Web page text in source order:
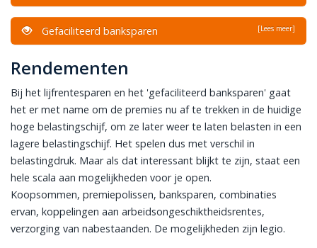
Gefaciliteerd banksparen [Lees meer]
Rendementen
Bij het lijfrentesparen en het 'gefaciliteerd banksparen' gaat
het er met name om de premies nu af te trekken in de huidige
hoge belastingschijf, om ze later weer te laten belasten in een
lagere belastingschijf. Het spelen dus met verschil in
belastingdruk. Maar als dat interessant blijkt te zijn, staat een
hele scala aan mogelijkheden voor je open.
Koopsommen, premiepolissen, banksparen, combinaties
ervan, koppelingen aan arbeidsongeschiktheidsrentes,
verzorging van nabestaanden. De mogelijkheden zijn legio.